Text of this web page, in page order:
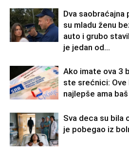
Dva
su mladu ženu
auto i grubo
je jedan od...
Ako imate ova 3
ste srećnici:
najlepše ama
Sva deca su bila
je pobegao iz